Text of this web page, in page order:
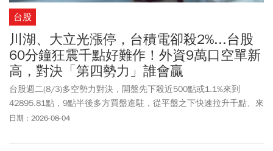
台股
川湖、大立光漲停，台積電卻殺2%...台股
60分鐘狂震千點好難作！外資9萬口空單新
高，對決「第四勢力」誰會贏
台股週二(8/3)多空勢力對決，開盤先下殺近500點或1.1%來到
42895.81點，9點半後多方買盤進駐，從平盤之下快速拉升千點、來
到43912.77點，上漲逾500點或1.2%，隨後又再次回測平盤，短短
日期：2026-08-04